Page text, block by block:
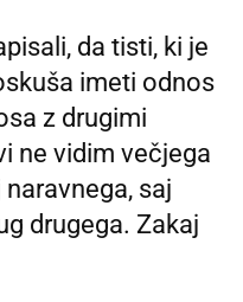
da tisti, ki je
imeti odnos
z drugimi
ne vidim večjega
saj
drugega. Zakaj